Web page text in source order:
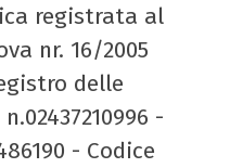
registrata al
nr. 16/2005
delle
-
- Codice